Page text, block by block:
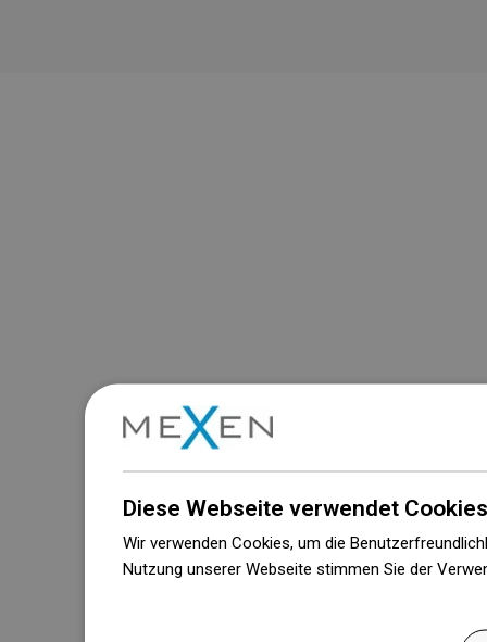
Diese Webseite verwendet
Wir verwenden Cookies, um die
Nutzung unserer Webseite stimmen Sie der